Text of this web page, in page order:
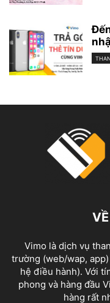
Vimo là dịch vụ
trường (web/wap,
hệ điều hành). Với
phong và hàng đầu
hàng rất